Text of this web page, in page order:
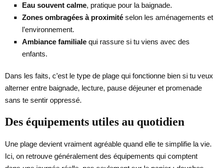
Eau souvent calme, pratique pour la baignade.
Zones ombragées à proximité selon les aménagements et
l’environnement.
Ambiance familiale qui rassure si tu viens avec des
enfants.
Dans les faits, c’est le type de plage qui fonctionne bien si tu veux
alterner entre baignade, lecture, pause déjeuner et promenade
sans te sentir oppressé.
Des équipements utiles au quotidien
Une plage devient vraiment agréable quand elle te simplifie la vie.
Ici, on retrouve généralement des équipements qui comptent